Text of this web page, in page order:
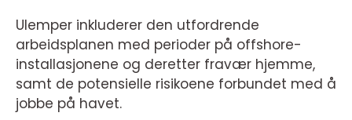
Ulemper inkluderer den utfordrende
arbeidsplanen med perioder på offshore-
installasjonene og deretter fravær hjemme,
samt de potensielle risikoene forbundet med å
jobbe på havet.